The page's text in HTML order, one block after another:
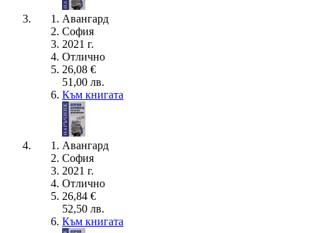
Авангард
София
2021 г.
Отлично
26,08 €
51,00 лв.
Към книгата
Авангард
София
2021 г.
Отлично
26,84 €
52,50 лв.
Към книгата